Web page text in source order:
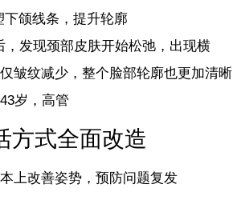
下颌线条，提升轮廓
，发现颈部皮肤开始松弛，出现横
皱纹减少，整个脸部轮廓也更加清晰
岁，高管
方式全面改造
上改善姿势，预防问题复发